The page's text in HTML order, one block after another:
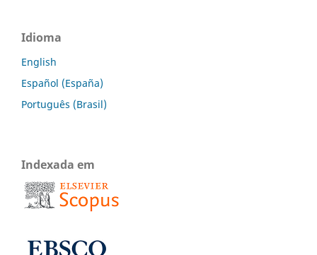
Idioma
English
Español (España)
Português (Brasil)
Indexada em